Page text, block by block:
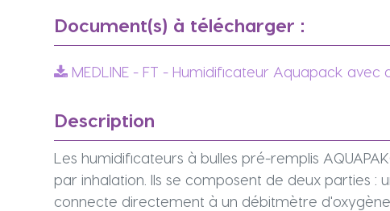
Document(s) à télécharger :
MEDLINE - FT - Humidificateur Aquapack
Description
Les humidificateurs à bulles pré-remplis
par inhalation. Ils se composent de deux parties
connecte directement à un débitmètre